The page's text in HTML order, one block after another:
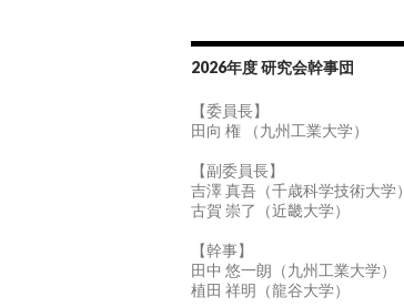
2026年度 研究会幹事団
【委員長】
田向 権 （九州工業大学）
【副委員長】
吉澤 真吾（千歳科学技術大学）
古賀 崇了（近畿大学）
【幹事】
田中 悠一朗（九州工業大学）
植田 祥明（龍谷大学）